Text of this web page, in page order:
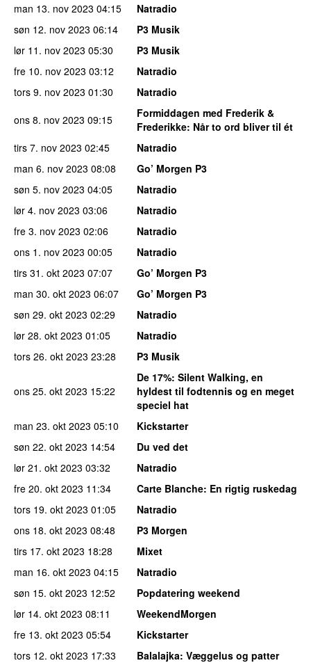
man 13. nov 2023 04:15
Natradio
søn 12. nov 2023 06:14
P3 Musik
lør 11. nov 2023 05:30
P3 Musik
fre 10. nov 2023 03:12
Natradio
tors 9. nov 2023 01:30
Natradio
ons 8. nov 2023 09:15
Formiddagen med Frederik &
Frederikke: Når to ord bliver til ét
tirs 7. nov 2023 02:45
Natradio
man 6. nov 2023 08:08
Go’ Morgen P3
søn 5. nov 2023 04:05
Natradio
lør 4. nov 2023 03:06
Natradio
fre 3. nov 2023 02:06
Natradio
ons 1. nov 2023 00:05
Natradio
tirs 31. okt 2023 07:07
Go’ Morgen P3
man 30. okt 2023 06:07
Go’ Morgen P3
søn 29. okt 2023 02:29
Natradio
lør 28. okt 2023 01:05
Natradio
tors 26. okt 2023 23:28 P3 Musik
ons 25. okt 2023 15:22
De 17%: Silent Walking, en
hyldest til fodtennis og en meget
speciel hat
man 23. okt 2023 05:10
Kickstarter
søn 22. okt 2023 14:54
Du ved det
lør 21. okt 2023 03:32
Natradio
fre 20. okt 2023 11:34 Carte Blanche: En rigtig ruskedag
tors 19. okt 2023 01:05
Natradio
ons 18. okt 2023 08:48
P3 Morgen
tirs 17. okt 2023 18:28
Mixet
man 16. okt 2023 04:15
Natradio
søn 15. okt 2023 12:52
Popdatering weekend
lør 14. okt 2023 08:11
WeekendMorgen
fre 13. okt 2023 05:54
Kickstarter
tors 12. okt 2023 17:33 Balalajka: Væggelus og patter